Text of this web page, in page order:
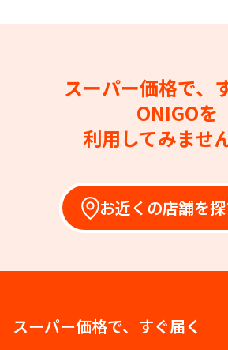
スーパー価格で、
ONIGOを
利用してみませ
お近くの店舗を
スーパー価格で、すぐ届く